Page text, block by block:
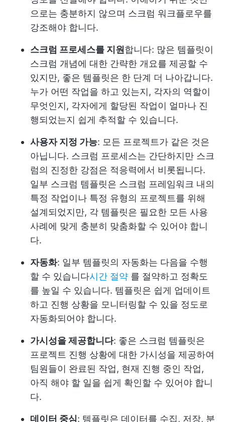
으로는 충분하지 않으며 스크럼 워크플로우를
강조해야 합니다.
스크럼 프로세스를 지원 합니다: 많은 템플릿이
스크럼 개념에 대한 간략한 개요를 제공할 수
있지만, 좋은 템플릿은 한 단계 더 나아갑니다.
누가 어떤 작업을 하고 있는지, 각자의 역할이
무엇인지, 각자에게 할당된 작업이 얼마나 진
행되었는지 쉽게 추적할 수 있습니다.
사용자 지정 가능: 모든 프로젝트가 같은 것은
아닙니다. 스크럼 프로세스는 간단하지만 스크
럼의 진정한 강점은 적응력에서 비롯됩니다.
일부 스크럼 템플릿은 스크럼 프레임워크 내의
특정 작업이나 특정 유형의 프로젝트를 위해
설계되었지만, 각 템플릿은 필요한 모든 사용
사례에 맞게 충분히 맞춤화할 수 있어야 합니
다.
자동화: 일부 템플릿의 자동화는 다음을 수행
할 수 있습니다시간 절약 를 절약하고 정확도
를 높일 수 있습니다. 템플릿은 쉽게 업데이트
하고 진행 상황을 모니터링할 수 있을 정도로
자동화되어야 합니다.
가시성을 제공합니다: 좋은 스크럼 템플릿은
프로젝트 진행 상황에 대한 가시성을 제공하여
팀원들이 완료된 작업, 현재 진행 중인 작업,
아직 해야 할 일을 쉽게 확인할 수 있어야 합니
다.
데이터 중심 : 템플릿은 데이터를 수집, 저장, 분